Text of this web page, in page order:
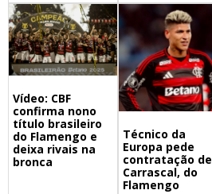
Vídeo: CBF
confirma nono
título brasileiro
do Flamengo e
deixa rivais na
bronca
Técnico da
Europa pede
contratação de
Carrascal, do
Flamengo